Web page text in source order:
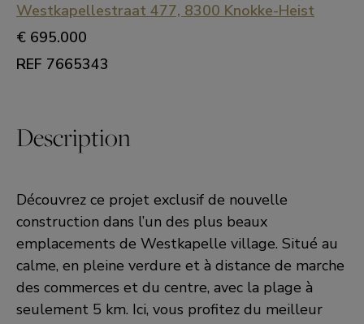
Westkapellestraat 477, 8300 Knokke-Heist
€ 695.000
REF 7665343
Description
Découvrez ce projet exclusif de nouvelle
construction dans l’un des plus beaux
emplacements de Westkapelle village. Situé au
calme, en pleine verdure et à distance de marche
des commerces et du centre, avec la plage à
seulement 5 km. Ici, vous profitez du meilleur